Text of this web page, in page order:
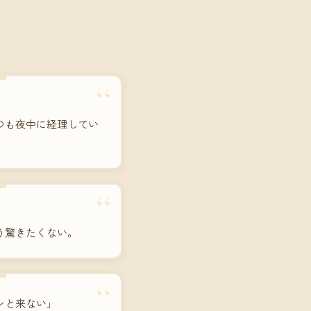
“
も夜中に経理してい
“
きたくない。
“
来ない」